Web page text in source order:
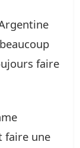
faire
faire une